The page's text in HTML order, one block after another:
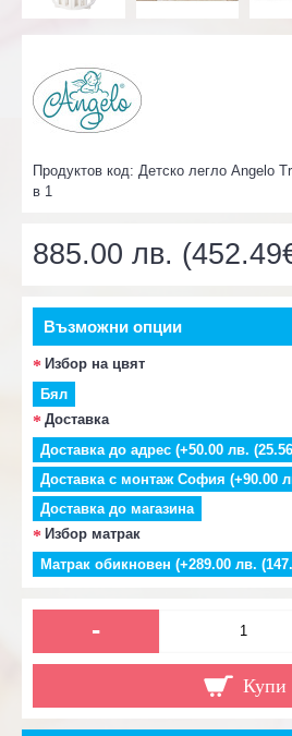
Продуктов код: Детско легло Angelo
в 1
885.00 лв.
Възможни опции
Избор на цвят
Бял
Доставка
Доставка до адрес (+50.00 лв.
Доставка с монтаж София (+90.00
Доставка до магазина
Избор матрак
Матрак обикновен (+289.00 лв.
-
Купи